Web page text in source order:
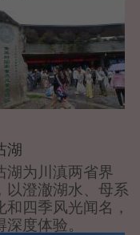
湖
湖为川滇两省界
以澄澈湖水、母系
和四季风光闻名，
深度体验。